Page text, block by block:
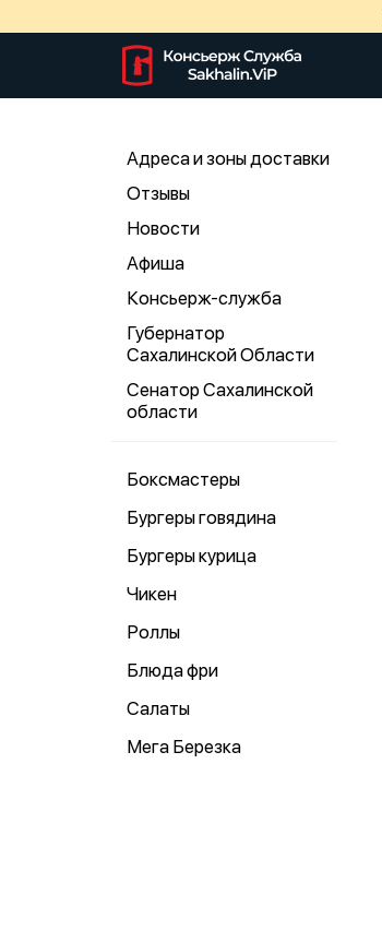
Адреса и зоны доставки
Отзывы
Новости
Афиша
Консьерж-служба
Губернатор
Сахалинской Области
Сенатор Сахалинской
области
Боксмастеры
Бургеры говядина
Бургеры курица
Чикен
Роллы
Блюда фри
Салаты
Мега Березка